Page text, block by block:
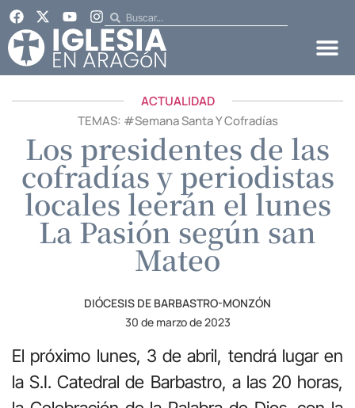
ACTUALIDAD
TEMAS: #Semana Santa Y Cofradías
Los presidentes de las
cofradías y periodistas
locales leerán el lunes
La Pasión según san
Mateo
DIÓCESIS DE BARBASTRO-MONZÓN
30 de marzo de 2023
El próximo lunes, 3 de abril, tendrá lugar en
la S.I. Catedral de Barbastro, a las 20 horas,